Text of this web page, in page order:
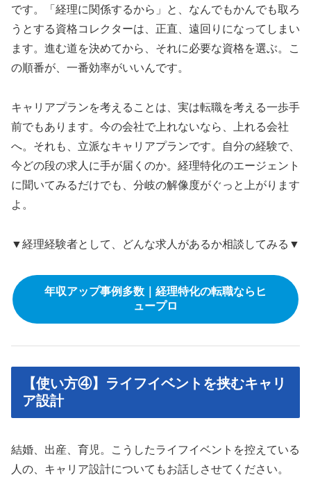
です。「経理に関係するから」と、なんでもかんでも取ろ
うとする資格コレクターは、正直、遠回りになってしまい
ます。進む道を決めてから、それに必要な資格を選ぶ。こ
の順番が、一番効率がいいんです。
キャリアプランを考えることは、実は転職を考える一歩手
前でもあります。今の会社で上れないなら、上れる会社
へ。それも、立派なキャリアプランです。自分の経験で、
今どの段の求人に手が届くのか。経理特化のエージェント
に聞いてみるだけでも、分岐の解像度がぐっと上がります
よ。
▼経理経験者として、どんな求人があるか相談してみる▼
年収アップ事例多数｜経理特化の転職ならヒ
ュープロ
【使い方④】ライフイベントを挟むキャリ
ア設計
結婚、出産、育児。こうしたライフイベントを控えている
人の、キャリア設計についてもお話しさせてください。